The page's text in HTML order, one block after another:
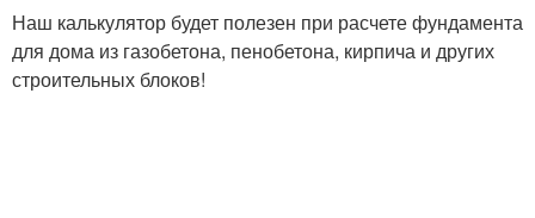
Наш калькулятор будет полезен при расчете фундамента
для дома из газобетона, пенобетона, кирпича и других
строительных блоков!